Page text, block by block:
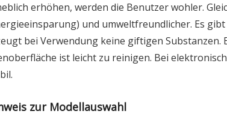
erhöhen, werden die Benutzer wohler.
und umweltfreundlicher. Es
bei Verwendung keine giftigen
ist leicht zu reinigen. Bei
zur Modellauswahl